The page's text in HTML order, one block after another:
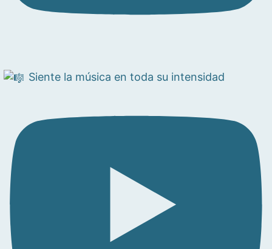
Siente la música en toda su intensidad